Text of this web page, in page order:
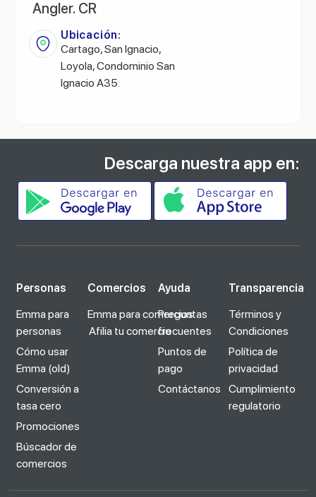
Angler. CR
Ubicación:
Cartago, San Ignacio,
Loyola, Condominio San
Ignacio A35.
Descarga nuestra app en:
Personas
Emma para
personas
Cómo usar
Emma (old)
Conversión a
tasa cero
Promociones
Búscador de
comercios
Comercios
Emma para comercios
Afilia tu comercio
Ayuda
Preguntas
frecuentes
Puntos de
pago
Contáctanos
Transparencia
Términos y
Condiciones
Política de
privacidad
Cumplimiento
regulatorio